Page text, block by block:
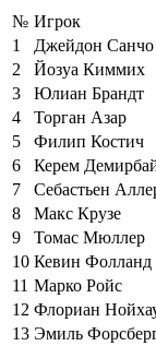
№ Игрок
1
Джейдон Санчо
2
Йозуа Киммих
3
Юлиан Брандт
4
Торган Азар
5
Филип Костич
6
Керем
7
Себастьен
8
Макс Крузе
9
Томас Мюллер
10 Кевин Фолланд
11 Марко Ройс
12 Флориан
13 Эмиль